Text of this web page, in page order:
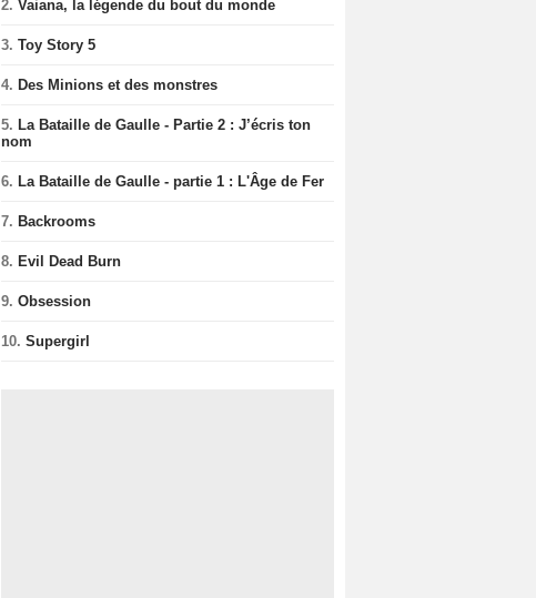
2. Vaiana, la légende du bout du monde
3. Toy Story 5
4. Des Minions et des monstres
5. La Bataille de Gaulle - Partie 2 : J’écris ton
nom
6. La Bataille de Gaulle - partie 1 : L'Âge de Fer
7. Backrooms
8. Evil Dead Burn
9. Obsession
10. Supergirl